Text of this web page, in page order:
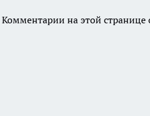
Комментарии на этой